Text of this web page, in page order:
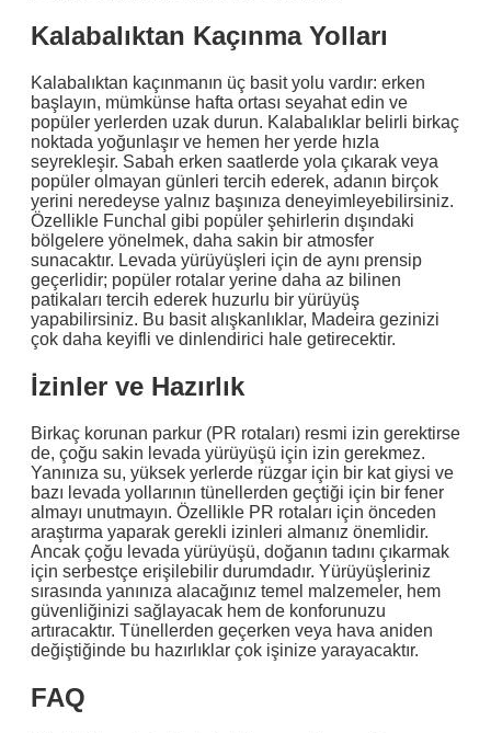
Kalabalıktan Kaçınma Yolları
Kalabalıktan kaçınmanın üç basit yolu vardır: erken
başlayın, mümkünse hafta ortası seyahat edin ve
popüler yerlerden uzak durun. Kalabalıklar belirli birkaç
noktada yoğunlaşır ve hemen her yerde hızla
seyrekleşir. Sabah erken saatlerde yola çıkarak veya
popüler olmayan günleri tercih ederek, adanın birçok
yerini neredeyse yalnız başınıza deneyimleyebilirsiniz.
Özellikle Funchal gibi popüler şehirlerin dışındaki
bölgelere yönelmek, daha sakin bir atmosfer
sunacaktır. Levada yürüyüşleri için de aynı prensip
geçerlidir; popüler rotalar yerine daha az bilinen
patikaları tercih ederek huzurlu bir yürüyüş
yapabilirsiniz. Bu basit alışkanlıklar, Madeira gezinizi
çok daha keyifli ve dinlendirici hale getirecektir.
İzinler ve Hazırlık
Birkaç korunan parkur (PR rotaları) resmi izin gerektirse
de, çoğu sakin levada yürüyüşü için izin gerekmez.
Yanınıza su, yüksek yerlerde rüzgar için bir kat giysi ve
bazı levada yollarının tünellerden geçtiği için bir fener
almayı unutmayın. Özellikle PR rotaları için önceden
araştırma yaparak gerekli izinleri almanız önemlidir.
Ancak çoğu levada yürüyüşü, doğanın tadını çıkarmak
için serbestçe erişilebilir durumdadır. Yürüyüşleriniz
sırasında yanınıza alacağınız temel malzemeler, hem
güvenliğinizi sağlayacak hem de konforunuzu
artıracaktır. Tünellerden geçerken veya hava aniden
değiştiğinde bu hazırlıklar çok işinize yarayacaktır.
FAQ